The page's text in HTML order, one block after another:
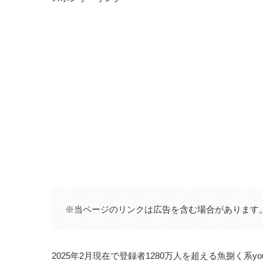
※当ページのリンクは広告を含む場合があります。
2025年2月現在で登録者1280万人を超える魚捌く系